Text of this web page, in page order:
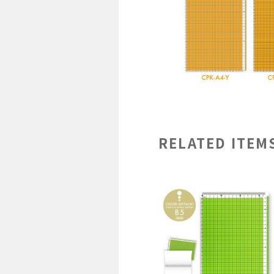
RELATED